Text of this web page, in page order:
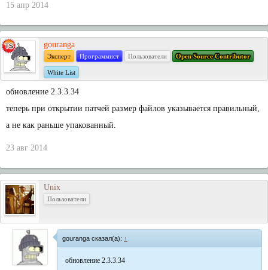
15 апр 2014
gouranga
Эксперт Программист Пользователи Open Source Contributor
White List
обновление 2.3.3.34
теперь при открытии патчей размер файлов указывается правильный,
а не как раньше упакованный.
23 авг 2014
Unix
Пользователи
gouranga сказал(а): ↑
обновление 2.3.3.34